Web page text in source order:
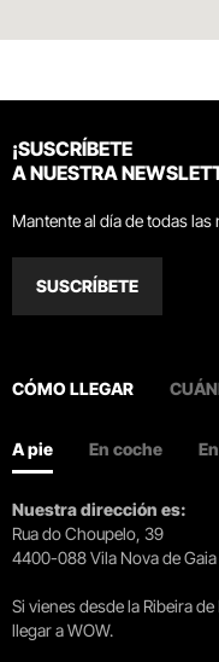
¡SUSCRÍBETE
A NUESTRA
Mantente al día de todas
SUSCRÍBETE
CÓMO LLEGAR
A pie En coche
Nuestra dirección es:
Rua do Choupelo, 39
4400-088 Vila Nova de Gaia
Si vienes desde la Ribeira
llegar a WOW.